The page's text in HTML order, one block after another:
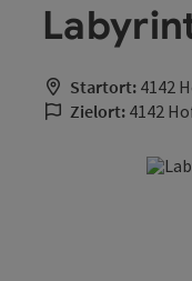
Startort: 4142
Zielort: 4142